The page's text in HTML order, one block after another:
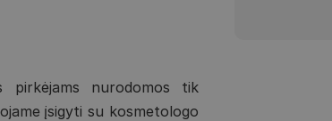
pirkėjams nurodomos tik
įsigyti su kosmetologo